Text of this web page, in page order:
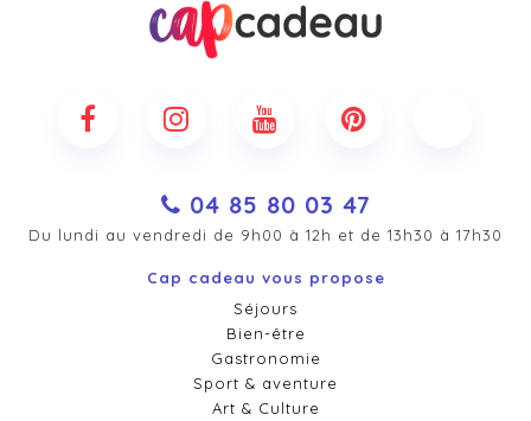
04 85 80 03 47
Du lundi au vendredi de 9h00 à 12h et de 13h30 à 17h30
Cap cadeau vous propose
Séjours
Bien-être
Gastronomie
Sport & aventure
Art & Culture